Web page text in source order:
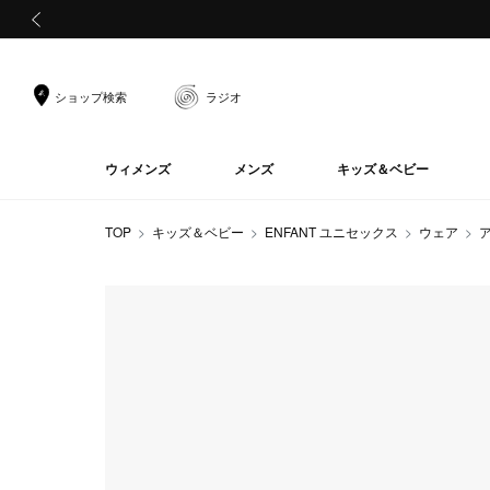
ショップ検索 ラジオ
ウィメンズ メンズ キッズ＆ベビー
TOP キッズ＆ベビー ENFANT ユニセックス ウェア